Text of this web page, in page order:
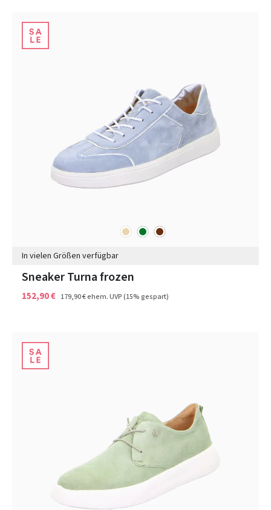
beigegrün braun
In vielen Größen verfügbar
Sneaker Turna frozen
152,90 € 179,90 €ehem. UVP(15% gespart)